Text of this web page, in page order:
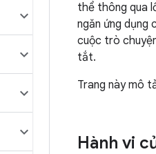
thể thông qua
ngăn ứng
cuộc trò
tắt.
Trang này mô
Hành vi